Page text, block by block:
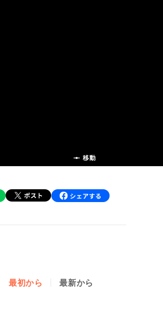
前の話移動
最初から 最新から